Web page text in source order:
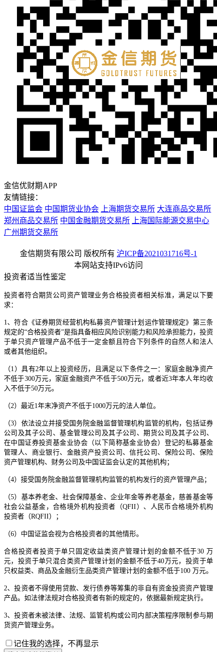
金信优财期APP
友情链接：
中国证监会 中国期货业协会 上海期货交易所 大连商品交易所
郑州商品交易所 中国金融期货交易所
上海国际能源交易中心
广州期货交易所
金信期货有限公司 版权所有 沪ICP备2021031716号-1
本网站支持IPv6访问
投资者适当性鉴定
投资者符合期货公司资产管理业务合格投资者相关标准，满足以下要
求：
1、符合《证券期货经营机构私募资产管理计划运作管理规定》第三条
规定的“合格投资者”是指具备相应风险识别能力和风险承担能力，投资
于单只资产管理产品不低于一定金额且符合下列条件的自然人和法人
或者其他组织。
（1）具有2年以上投资经历，且满足以下条件之一：家庭金融净资产
不低于300万元，家庭金融资产不低于500万元，或者近3年本人年均收
入不低于50万元。
（2）最近1年末净资产不低于1000万元的法人单位。
（3）依法设立并接受国务院金融监督管理机构监管的机构，包括证券
公司及其子公司、基金管理公司及其子公司、期货公司及其子公司、
在中国证券投资基金业协会（以下简称基金业协会）登记的私募基金
管理人、商业银行、金融资产投资公司、信托公司、保险公司、保险
资产管理机构、财务公司及中国证监会认定的其他机构；
（4）接受国务院金融监督管理机构监管的机构发行的资产管理产品；
（5）基本养老金、社会保障基金、企业年金等养老基金，慈善基金等
社会公益基金，合格境外机构投资者（QFII）、人民币合格境外机构
投资者（RQFII）；
（6）中国证监会视为合格投资者的其他情形。
合格投资者投资于单只固定收益类资产管理计划的金额不低于30 万
元，投资于单只混合类资产管理计划的金额不低于40万元，投资于单
只权益类、商品及金融衍生品类资产管理计划的金额不低于100 万元。
2、投资者不得使用贷款、发行债券等筹集的非自有资金投资资产管理
产品。如法律法规对合格投资者有新的规定的，依据最新规定执行。
3、投资者未被法律、法规、监管机构或公司内部决策程序限制参与期
货资产管理业务。
记住我的选择，不再显示